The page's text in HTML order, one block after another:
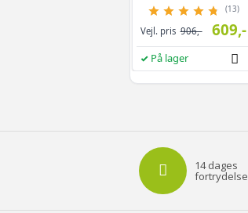
(13)
Vejl. pris 906,- 609,-
På lager
14 dages
fortrydelse